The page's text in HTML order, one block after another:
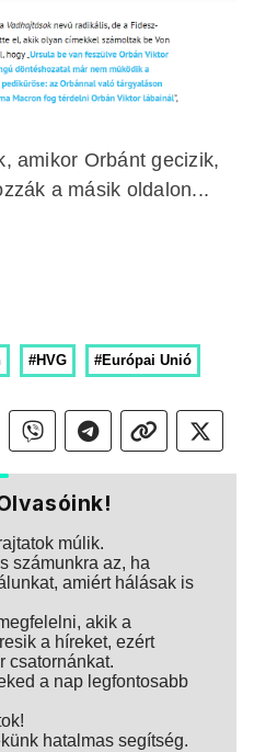
amikor Orbánt gecizik,
a másik oldalon...
#HVG #Európai Unió
múlik.
számunkra az, ha
amiért hálásak is
akik a
a híreket, ezért
csatornánkat.
a nap legfontosabb
hatalmas segítség.